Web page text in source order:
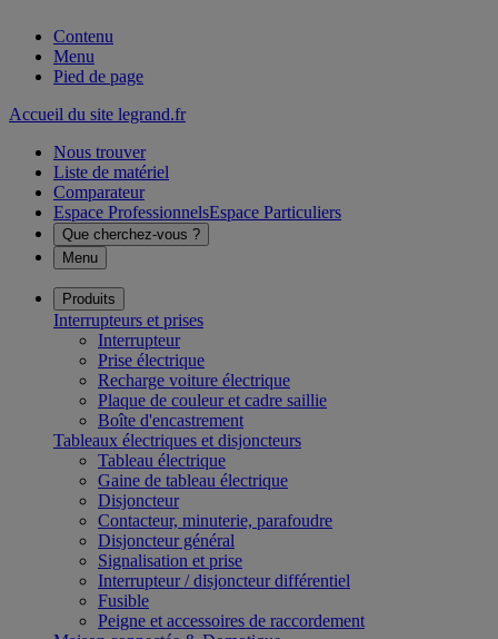
Contenu
Menu
Pied de page
Accueil du site legrand.fr
Nous trouver
Liste de matériel
Comparateur
Espace ProfessionnelsEspace Particuliers
Que cherchez-vous ?
Menu
Produits
Interrupteurs et prises
Interrupteur
Prise électrique
Recharge voiture électrique
Plaque de couleur et cadre saillie
Boîte d'encastrement
Tableaux électriques et disjoncteurs
Tableau électrique
Gaine de tableau électrique
Disjoncteur
Contacteur, minuterie, parafoudre
Disjoncteur général
Signalisation et prise
Interrupteur / disjoncteur différentiel
Fusible
Peigne et accessoires de raccordement